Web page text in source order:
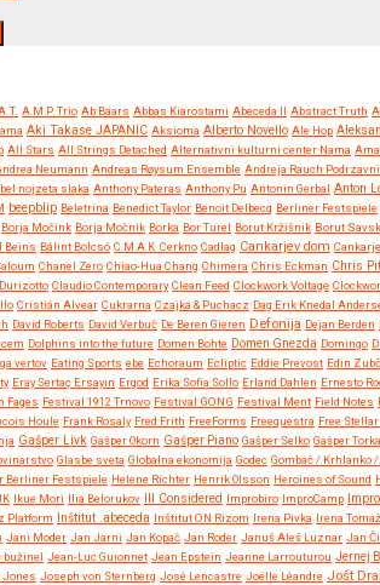
A.M.P. Trio Ab Baars Abbas Kiarostami Abeceda II Abstract Truth
Aki Takase JAPANIC Aksioma Alberto Novello Ale Hop
All Stars All Strings Detached Alternativni kulturni center Nama
Neumann Andreas Røysum Ensemble Andreja Rauch
nojzeta slaka Anthony Pateras Anthony Pu Antonin Gerbal Anton
beepblip Beletrina Benedict Taylor Benoit Delbecq Berliner Festspiele
Borja Močink Borja Močnik Borka Bor Turel Borut Kržišnik Borut
Beins Bálint Bolcsó C.M.A.K. Cerkno Cadlag Cankarjev dom
Chanel Zero Chiao-Hua Chang Chimera Chris Eckman Chris
Claudio Contemporary Clean Feed Clockwork Voltage
Cristián Alvear Cukrarna Czajka & Puchacz Dag Erik Knedal
David Roberts David Verbuč De Beren Gieren Defonija Dejan Berden
Dolphins into the future Domen Bohte Domen Gnezda Domingo
vertov Eating Sports ebe Echoraum Ecliptic Eddie Prevost Edin
Eray Sertaç Ersayin Ergod Erika Sofia Sollo Erland Dahlen Ernesto
Fages Festival 1912 Trnovo Festival GONG Festival Ment Field Notes
Houle Frank Rosaly Fred Frith FreeForms Freequestra Free
Gašper Livk Gašper Okorn Gašper Piano Gašper Selko Gašper
Glasbe sveta Globalna ekonomija Godec Gombač / Krhlanko /
Berliner Festspiele Helene Richter Henrik Olsson Heroines of Sound
Ikue Mori Ilia Belorukov Ill Considered Improbiro ImproCamp
Platform Inštitut .abeceda Inštitut ON Rizom Irena Pivka Irena
Jani Moder Jan Jarni Jan Kopač Jan Roder Januš Aleš Luznar Jan
bužinel Jean-Luc Guionnet Jean Epstein Jeanne Larrouturou Jernej
Jones Joseph von Sternberg José Lencastre Joëlle Léandre Jošt